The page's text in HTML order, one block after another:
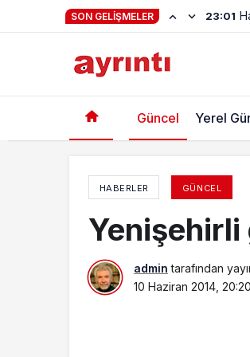
SON GELIŞMELER
Güncel Yerel
HABERLER GÜNCEL
admin tarafından
10 Haziran 2014, 20:20
Projeler Hayata Geçiriliyor